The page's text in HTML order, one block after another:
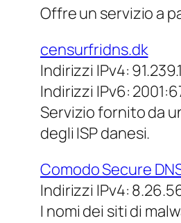
Offre un servizio a
censurfridns.dk
Indirizzi IPv4:
Indirizzi IPv6:
Servizio fornito da
degli ISP danesi.
Comodo Secure
Indirizzi IPv4:
I nomi dei siti di